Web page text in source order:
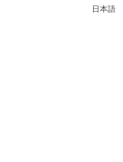
日本語